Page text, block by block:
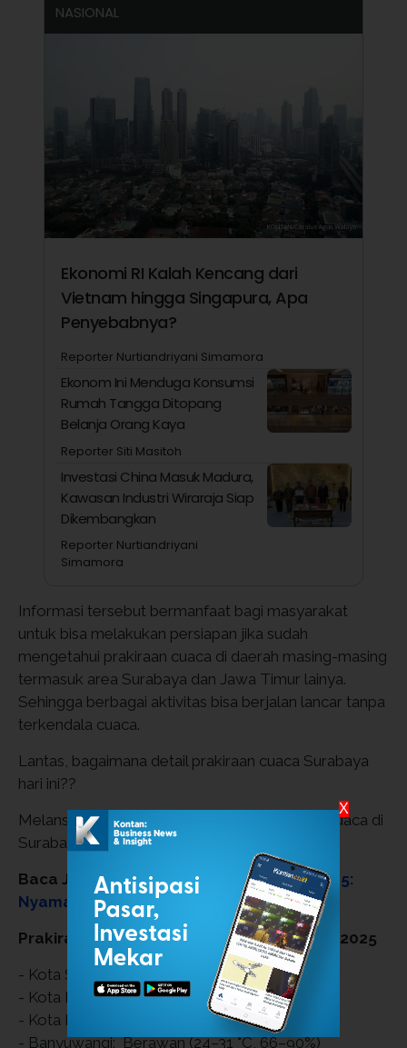
NASIONAL
Ekonomi RI Kalah Kencang dari
Vietnam hingga Singapura, Apa
Penyebabnya?
Reporter Nurtiandriyani Simamora
Ekonom Ini Menduga Konsumsi
Rumah Tangga Ditopang
Belanja Orang Kaya
Reporter Siti Masitoh
Investasi China Masuk Madura,
Kawasan Industri Wiraraja Siap
Dikembangkan
Reporter Nurtiandriyani
Simamora
Informasi tersebut bermanfaat bagi masyarakat
untuk bisa melakukan persiapan jika sudah
mengetahui prakiraan cuaca di daerah masing-masing
termasuk area Surabaya dan Jawa Timur lainya.
Sehingga berbagai aktivitas bisa berjalan lancar tanpa
terkendala cuaca.
Lantas, bagaimana detail prakiraan cuaca Surabaya
hari ini??
Melansir dari laman BMKG, berikut prakiraan cuaca di
Surabaya dan Jawa Timur:
Baca Juga: 8 Tempat Kopi di Bandung 2025:
Nyaman untuk Nongkrong & Kerja
Prakiraan Cuaca Jawa Timur 8 Desember 2025
- Kota Surabaya: Berawan (25–31 °C, 65–94%)
- Kota Batu: Kabut/Asap (17–22 °C, 72–99%)
- Kota Malang: Berawan (21–26 °C, 72–94%)
- Banyuwangi: Berawan (24–31 °C, 66–90%)
X